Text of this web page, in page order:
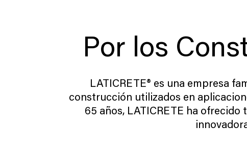
Por los
LATICRETE® es una empresa
construcción utilizados en
65 años, LATICRETE ha